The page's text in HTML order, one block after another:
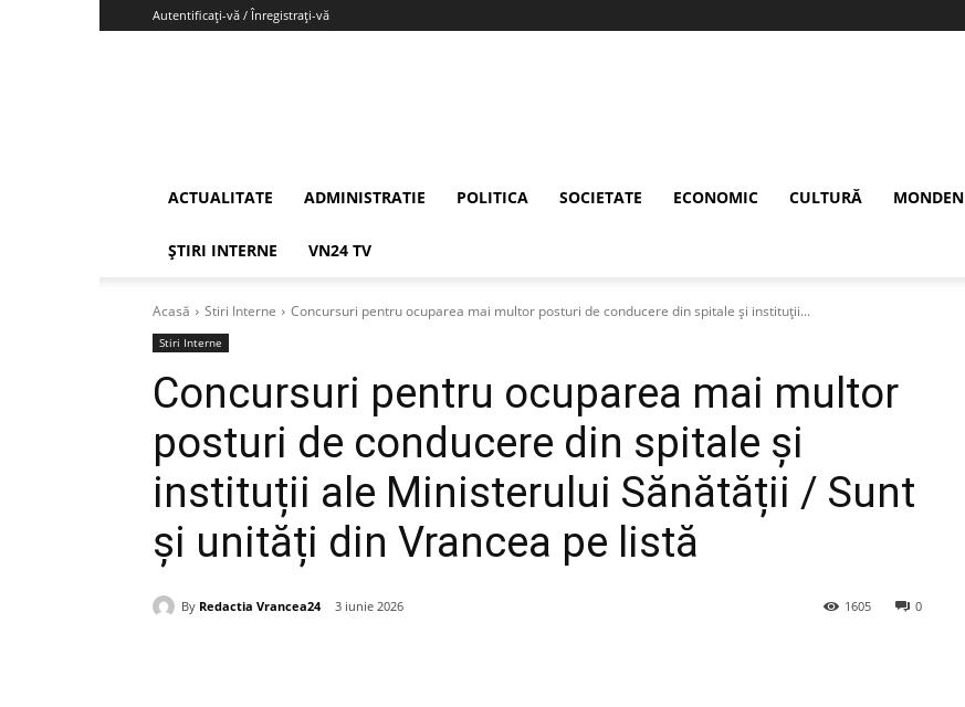
Autentificați-vă / Înregistrați-vă
ACTUALITATE ADMINISTRATIE POLITICA SOCIETATE ECONOMIC CULTURĂ MONDEN
ȘTIRI INTERNE VN24 TV
Acasă Stiri Interne Concursuri pentru ocuparea mai multor posturi de conducere din spitale și instituții...
Stiri Interne
Concursuri pentru ocuparea mai multor
posturi de conducere din spitale și
instituții ale Ministerului Sănătății / Sunt
și unități din Vrancea pe listă
By Redactia Vrancea24 3 iunie 2026 0
1605